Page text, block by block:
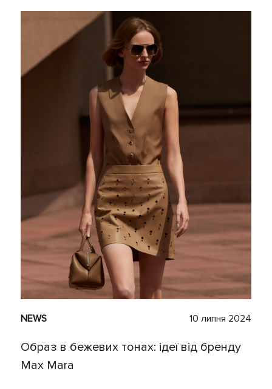
NEWS 10 липня 2024
Образ в бежевих тонах: ідеї від бренду
Max Mara